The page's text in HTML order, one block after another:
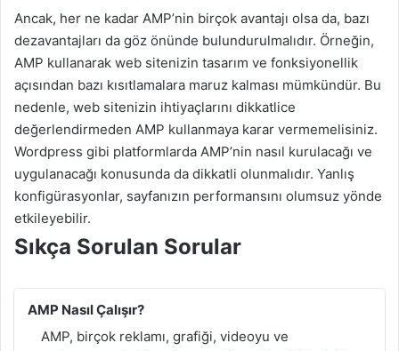
Ancak, her ne kadar AMP’nin birçok avantajı olsa da, bazı
dezavantajları da göz önünde bulundurulmalıdır. Örneğin,
AMP kullanarak web sitenizin tasarım ve fonksiyonellik
açısından bazı kısıtlamalara maruz kalması mümkündür. Bu
nedenle, web sitenizin ihtiyaçlarını dikkatlice
değerlendirmeden AMP kullanmaya karar vermemelisiniz.
Wordpress gibi platformlarda AMP’nin nasıl kurulacağı ve
uygulanacağı konusunda da dikkatli olunmalıdır. Yanlış
konfigürasyonlar, sayfanızın performansını olumsuz yönde
etkileyebilir.
Sıkça Sorulan Sorular
AMP Nasıl Çalışır?
AMP, birçok reklamı, grafiği, videoyu ve